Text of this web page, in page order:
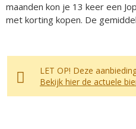
maanden kon je 13 keer een
met korting kopen. De
LET OP! Deze
Bekijk hier de actuele